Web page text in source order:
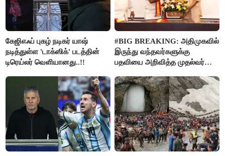
கேஜிஎஃப் புகழ் நடிகர் யாஷ்
நடித்துள்ள 'டாக்‌ஸிக்' படத்தின்
டிரெய்லர் வெளியானது..!!
#BIG BREAKING: அதிமுகவில்
இருந்து வந்தவர்களுக்கு
பதவியை அறிவித்த முதல்வர்